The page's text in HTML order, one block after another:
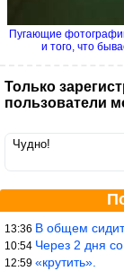
Пугающие
и того, что
Только
пользователи
Чудно!
13:36 В общем сидите
10:54 Через 2 дня
12:59 «крутить».